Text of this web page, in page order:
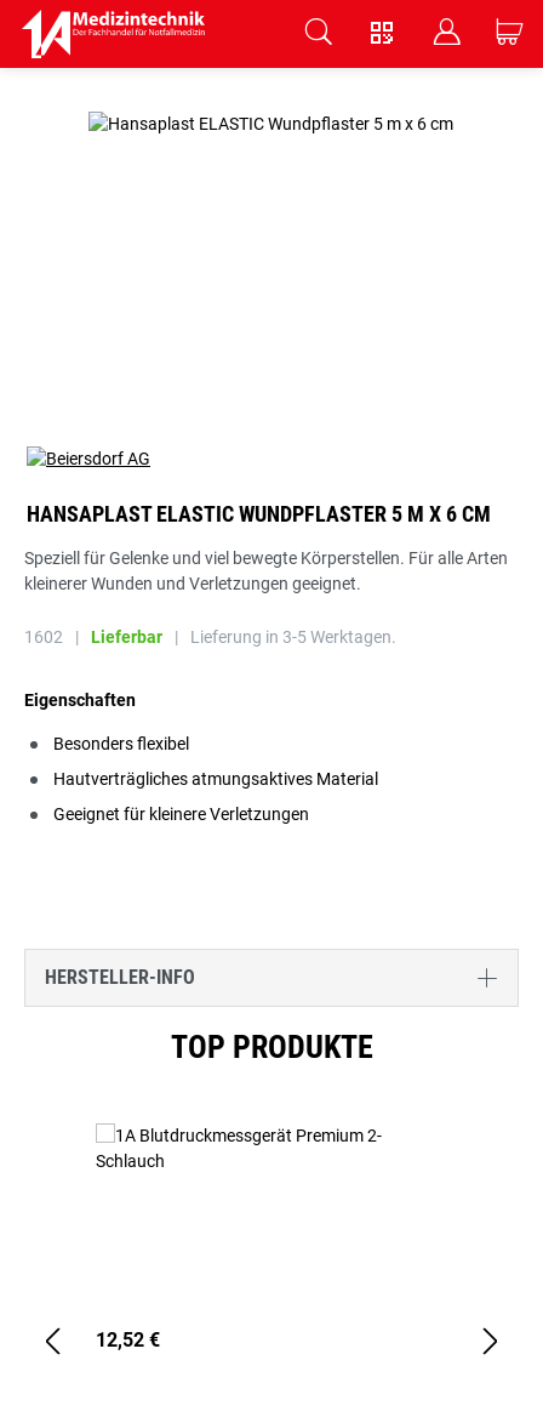
V B C
HANSAPLAST ELASTIC WUNDPFLASTER 5 M X 6 CM
Speziell für Gelenke und viel bewegte Körperstellen. Für alle Arten
kleinerer Wunden und Verletzungen geeignet.
1602 | Lieferbar | Lieferung in 3-5 Werktagen.
Eigenschaften
Besonders flexibel
Hautverträgliches atmungsaktives Material
Geeignet für kleinere Verletzungen
HERSTELLER-INFO
TOP PRODUKTE
12,52 €